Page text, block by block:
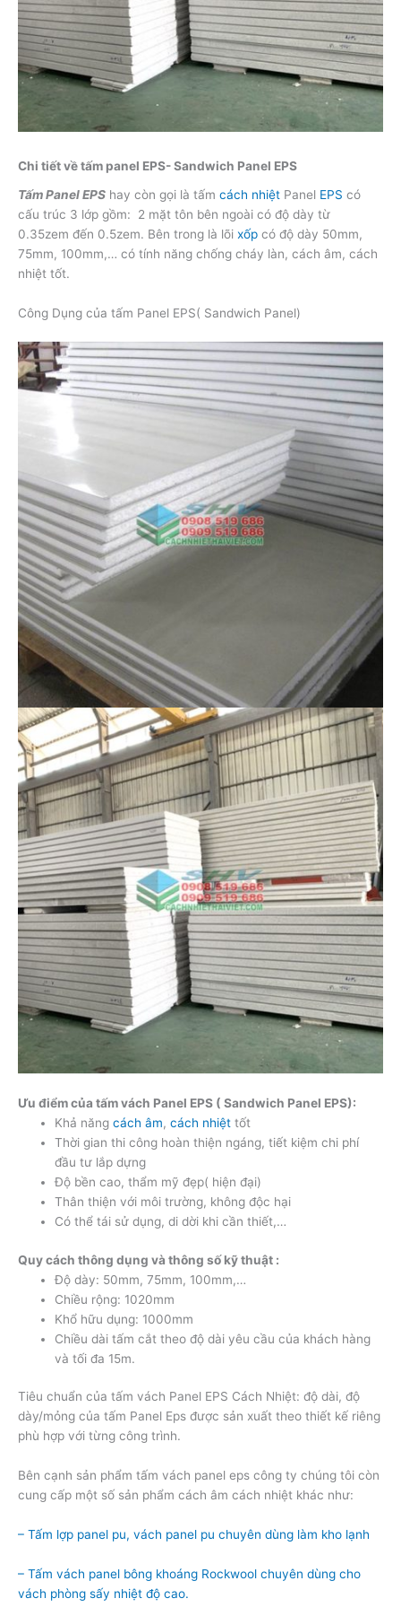
Chi tiết về tấm panel EPS- Sandwich Panel EPS
Tấm Panel EPS hay còn gọi là tấm cách nhiệt Panel EPS có
cấu trúc 3 lớp gồm: 2 mặt tôn bên ngoài có độ dày từ
0.35zem đến 0.5zem. Bên trong là lõi xốp có độ dày 50mm,
75mm, 100mm,… có tính năng chống cháy làn, cách âm, cách
nhiệt tốt.
Công Dụng của tấm Panel EPS( Sandwich Panel)
Ưu điểm của tấm vách Panel EPS ( Sandwich Panel EPS):
Khả năngcách âm,cách nhiệt tốt
Thời gian thi công hoàn thiện ngáng, tiết kiệm chi phí
đầu tư lắp dựng
Độ bền cao, thẩm mỹ đẹp( hiện đại)
Thân thiện với môi trường, không độc hại
Có thể tái sử dụng, di dời khi cần thiết,…
Quy cách thông dụng và thông số kỹ thuật :
Độ dày: 50mm, 75mm, 100mm,…
Chiều rộng: 1020mm
Khổ hữu dụng: 1000mm
Chiều dài tấm cắt theo độ dài yêu cầu của khách hàng
và tối đa 15m.
Tiêu chuẩn của tấm vách Panel EPS Cách Nhiệt: độ dài, độ
dày/mỏng của tấm Panel Eps được sản xuất theo thiết kế riêng
phù hợp với từng công trình.
Bên cạnh sản phẩm tấm vách panel eps công ty chúng tôi còn
cung cấp một số sản phẩm cách âm cách nhiệt khác như:
– Tấm lợp panel pu, vách panel pu chuyên dùng làm kho lạnh
– Tấm vách panel bông khoáng Rockwool chuyên dùng cho
vách phòng sấy nhiệt độ cao.